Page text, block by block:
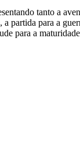
tanto a
partida para a
para a